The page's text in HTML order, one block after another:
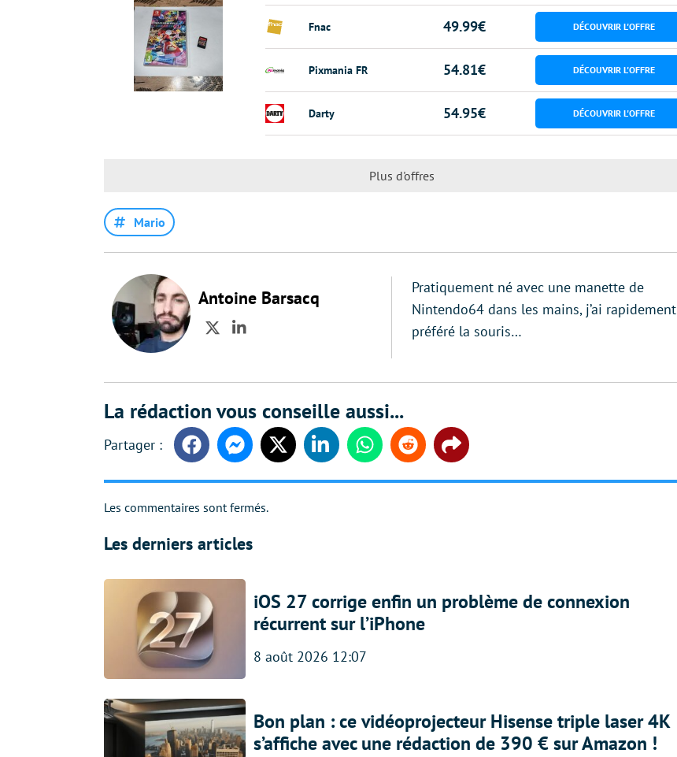
Fnac 49.99€
Pixmania FR 54.81€
Darty 54.95€
Plus d'offres
Mario
Antoine Barsacq
TwitterLinkedIn
Pratiquement né avec une manette de
Nintendo64 dans les mains, j’ai rapidement
préféré la souris…
La rédaction vous conseille aussi...
FacebookMessengerTwitter LinkedinWhatsappReddit Share
Les commentaires sont fermés.
Les derniers articles
iOS 27 corrige enfin un problème de connexion
récurrent sur l’iPhone
8 août 2026 12:07
Bon plan : ce vidéoprojecteur Hisense triple laser 4K
s’affiche avec une rédaction de 390 € sur Amazon !